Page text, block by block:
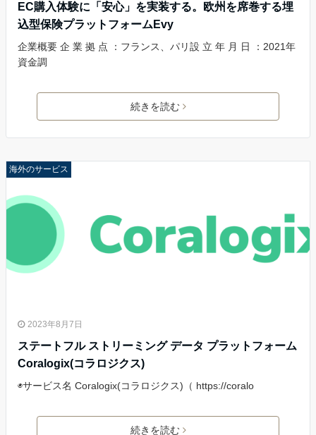
EC購入体験に「安心」を実装する。欧州を席巻する埋
込型保険プラットフォームEvy
企業概要 企 業 拠 点 ：フランス、パリ設 立 年 月 日 ：2021年
資金調
続きを読む
海外のサービス
2023年8月7日
ステートフル ストリーミング データ プラットフォーム
Coralogix(コラロジクス)
◉サービス名 Coralogix(コラロジクス)（ https://coralo
続きを読む